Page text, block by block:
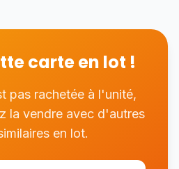
carte en lot !
pas rachetée à l'unité,
la vendre avec d'autres
en lot.